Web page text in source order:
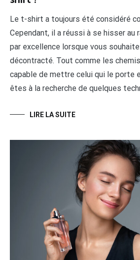
Le t-shirt a toujours été considéré
Cependant, il a réussi à se hisser au
par excellence lorsque vous
décontracté. Tout comme les
capable de mettre celui qui le porte
êtes à la recherche de quelques
LIRE LA SUITE